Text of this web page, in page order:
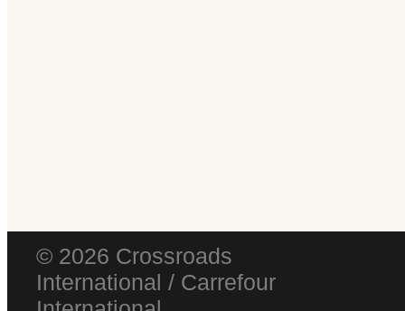
© 2026 Crossroads
International / Carrefour